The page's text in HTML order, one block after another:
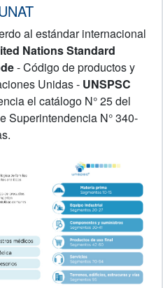
al estándar internacional
Nations Standard
- Código de productos y
Unidas - UNSPSC
el catálogo N° 25 del
Superintendencia N° 340-